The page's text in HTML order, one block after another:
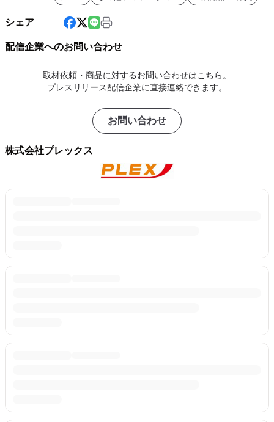
シェア
配信企業へのお問い合わせ
取材依頼・商品に対するお問い合わせはこちら。
プレスリリース配信企業に直接連絡できます。
お問い合わせ
株式会社プレックス